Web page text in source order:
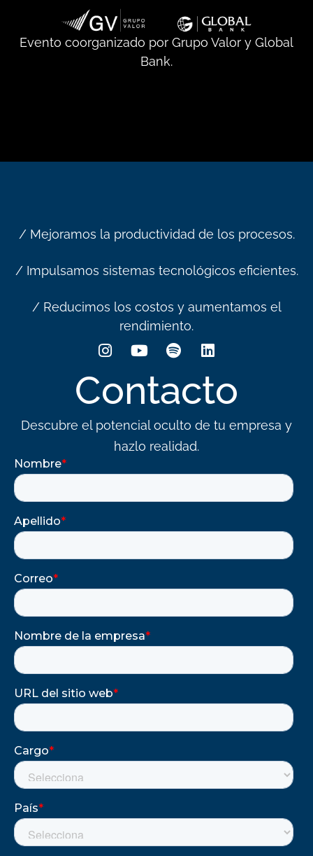
Evento coorganizado por Grupo Valor y Global
Bank.
/ Mejoramos la productividad de los procesos.
/ Impulsamos sistemas tecnológicos eficientes.
/ Reducimos los costos y aumentamos el
rendimiento.
Contacto
Descubre el potencial oculto de tu empresa y
hazlo realidad.